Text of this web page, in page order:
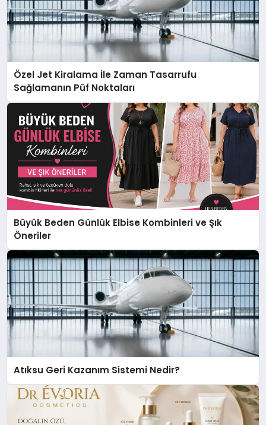
Özel Jet Kiralama İle Zaman Tasarrufu
Sağlamanın Püf Noktaları
Büyük Beden Günlük Elbise Kombinleri ve Şık
Öneriler
Atıksu Geri Kazanım Sistemi Nedir?